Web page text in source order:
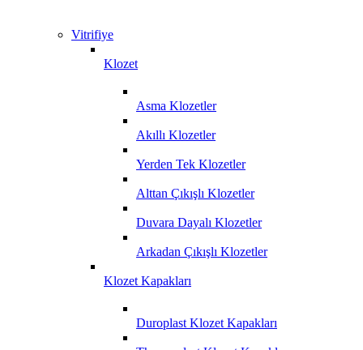
Vitrifiye
Klozet
Asma Klozetler
Akıllı Klozetler
Yerden Tek Klozetler
Alttan Çıkışlı Klozetler
Duvara Dayalı Klozetler
Arkadan Çıkışlı Klozetler
Klozet Kapakları
Duroplast Klozet Kapakları